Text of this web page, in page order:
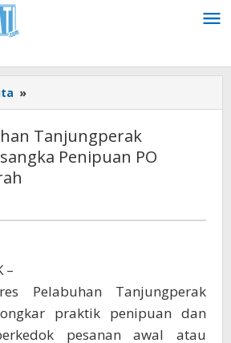
»
Pelabuhan
Amankan
Tersangka
Murah
Tanjungperak
Penipuan PO
–
Pelabuhan Tanjungperak
praktik penipuan dan
pesanan awal atau